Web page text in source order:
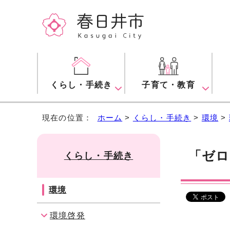
くらし・手続き 子育て・教育
現在の位置： ホーム > くらし・手続き > 環境 >
「ゼ
くらし・手続き
環境
環境啓発